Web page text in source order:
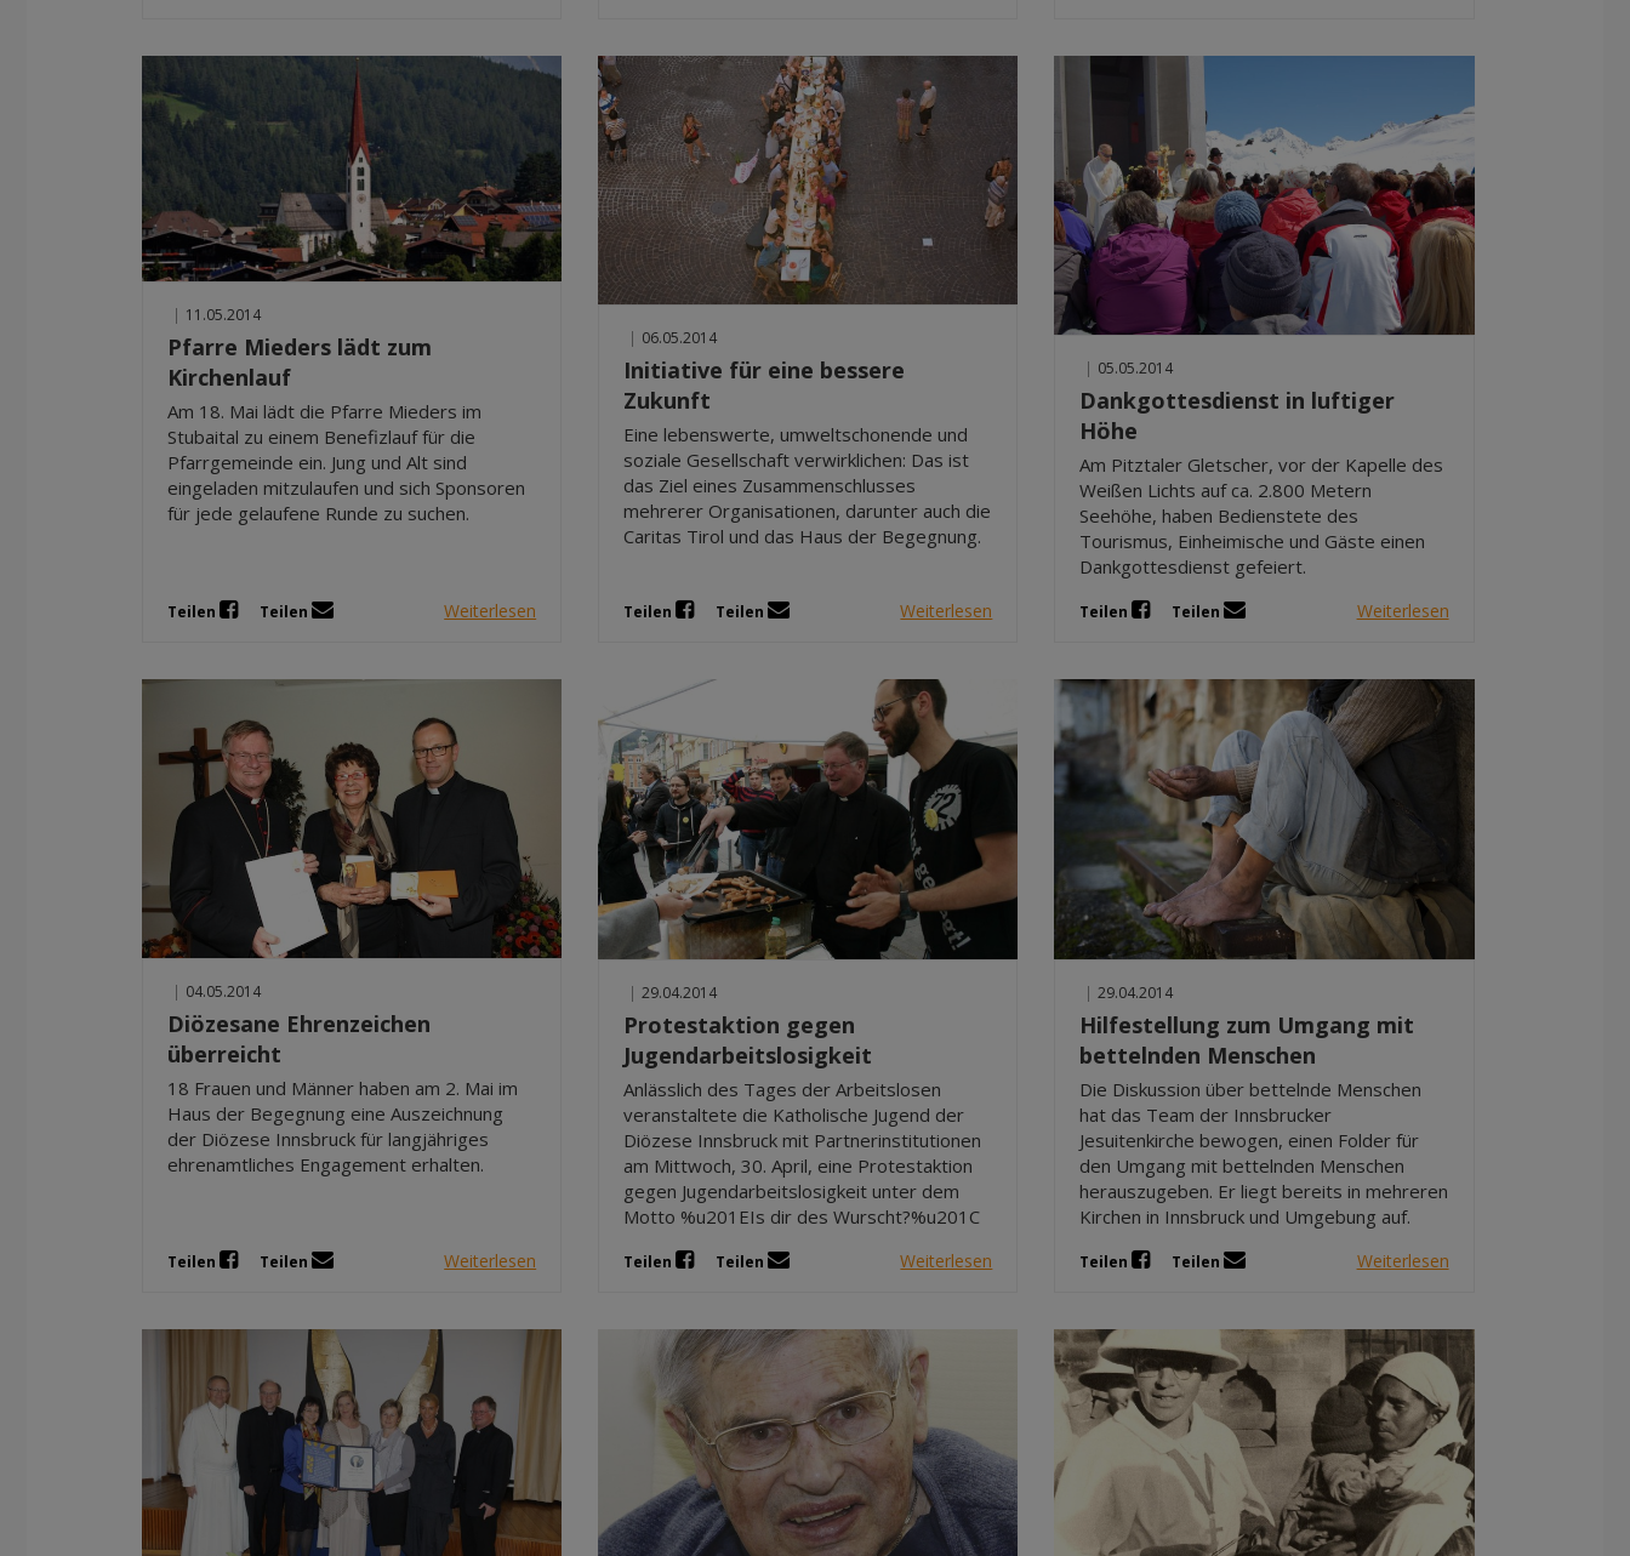
| 11.05.2014
Pfarre Mieders lädt zum
Kirchenlauf
Am 18. Mai lädt die Pfarre Mieders im
Stubaital zu einem Benefizlauf für die
Pfarrgemeinde ein. Jung und Alt sind
eingeladen mitzulaufen und sich Sponsoren
für jede gelaufene Runde zu suchen.
Teilen Teilen Weiterlesen
| 06.05.2014
Initiative für eine bessere
Zukunft
Eine lebenswerte, umweltschonende und
soziale Gesellschaft verwirklichen: Das ist
das Ziel eines Zusammenschlusses
mehrerer Organisationen, darunter auch die
Caritas Tirol und das Haus der Begegnung.
Teilen Teilen Weiterlesen
| 05.05.2014
Dankgottesdienst in luftiger
Höhe
Am Pitztaler Gletscher, vor der Kapelle des
Weißen Lichts auf ca. 2.800 Metern
Seehöhe, haben Bedienstete des
Tourismus, Einheimische und Gäste einen
Dankgottesdienst gefeiert.
Teilen Teilen Weiterlesen
| 04.05.2014
Diözesane Ehrenzeichen
überreicht
18 Frauen und Männer haben am 2. Mai im
Haus der Begegnung eine Auszeichnung
der Diözese Innsbruck für langjähriges
ehrenamtliches Engagement erhalten.
Teilen Teilen Weiterlesen
| 29.04.2014
Protestaktion gegen
Jugendarbeitslosigkeit
Anlässlich des Tages der Arbeitslosen
veranstaltete die Katholische Jugend der
Diözese Innsbruck mit Partnerinstitutionen
am Mittwoch, 30. April, eine Protestaktion
gegen Jugendarbeitslosigkeit unter dem
Motto %u201EIs dir des Wurscht?%u201C
Teilen Teilen Weiterlesen
| 29.04.2014
Hilfestellung zum Umgang mit
bettelnden Menschen
Die Diskussion über bettelnde Menschen
hat das Team der Innsbrucker
Jesuitenkirche bewogen, einen Folder für
den Umgang mit bettelnden Menschen
herauszugeben. Er liegt bereits in mehreren
Kirchen in Innsbruck und Umgebung auf.
Teilen Teilen Weiterlesen